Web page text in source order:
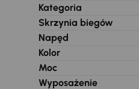
Kategoria
Skrzynia biegów
Napęd
Kolor
Moc
Wyposażenie